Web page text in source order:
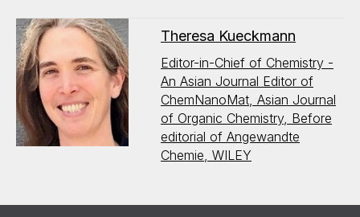
Theresa Kueckmann
Editor-in-Chief of Chemistry -
An Asian Journal Editor of
ChemNanoMat, Asian Journal
of Organic Chemistry, Before
editorial of Angewandte
Chemie, WILEY